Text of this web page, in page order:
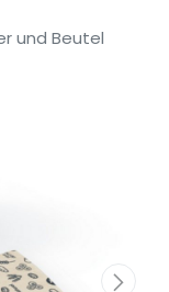
und Beutel